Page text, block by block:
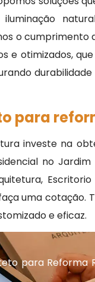
o cumprimento
e otimizados,
para
investe na
no
uma cotação.
e eficaz.
para Reforma